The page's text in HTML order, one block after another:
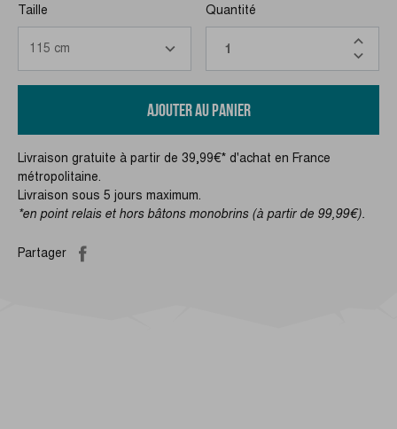
Taille Quantité
AJOUTER AU PANIER
Livraison gratuite à partir de 39,99€* d'achat en France
métropolitaine.
Livraison sous 5 jours maximum.
*en point relais et hors bâtons monobrins (à partir de 99,99€).
Partager